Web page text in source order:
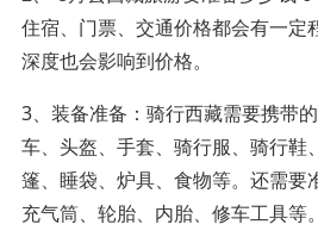
住宿、门票、交通价格都会有一定
深度也会影响到价格。
3、装备准备：骑行西藏需要携带
车、头盔、手套、骑行服、骑行鞋
篷、睡袋、炉具、食物等。还需要
充气筒、轮胎、内胎、修车工具等。